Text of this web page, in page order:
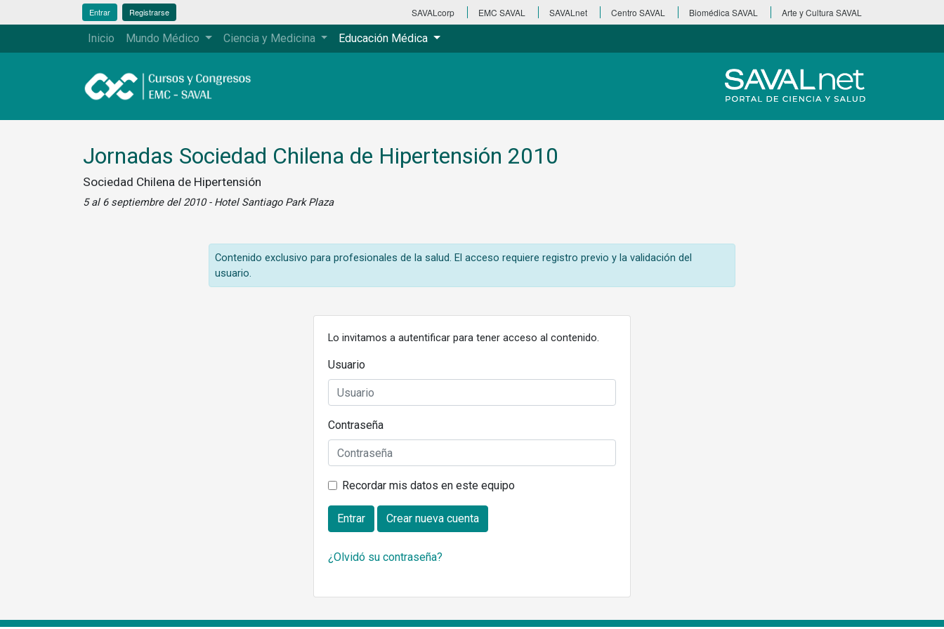
Entrar Registrarse SAVALcorp EMC SAVAL SAVALnet Centro SAVAL Biomédica SAVAL Arte y Cultura SAVAL
Inicio Mundo Médico Ciencia y Medicina Educación Médica
Jornadas Sociedad Chilena de Hipertensión 2010
Sociedad Chilena de Hipertensión
5 al 6 septiembre del 2010 - Hotel Santiago Park Plaza
Contenido exclusivo para profesionales de la salud. El acceso requiere registro previo y la validación del
usuario.
Lo invitamos a autentificar para tener acceso al contenido.
Usuario
Contraseña
Recordar mis datos en este equipo
Entrar Crear nueva cuenta
¿Olvidó su contraseña?